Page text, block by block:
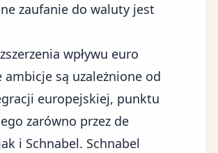
zaufanie do waluty jest
wpływu euro
ambicje są uzależnione od
europejskiej, punktu
zarówno przez de
i Schnabel. Schnabel